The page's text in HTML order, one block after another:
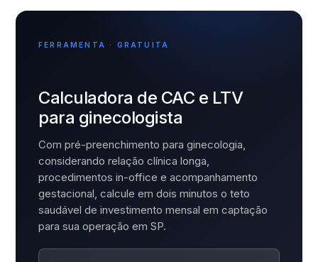
FERRAMENTA · GRATUITA
Calculadora de CAC e LTV
para ginecologista
Com pré-preenchimento para ginecologia,
considerando relação clínica longa,
procedimentos in-office e acompanhamento
gestacional, calcule em dois minutos o teto
saudável de investimento mensal em captação
para sua operação em SP.